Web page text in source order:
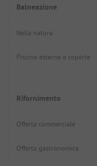
Balneazione
Nella natura
Piscine esterne e coperte
Rifornimento
Offerta commerciale
Offerta gastronomica